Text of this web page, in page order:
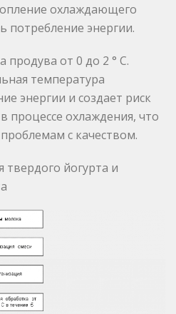
охлаждающего
потребление энергии.
от 0 до 2 ° C.
температура
энергии и создает риск
процессе охлаждения, что
с качеством.
твердого йогурта и